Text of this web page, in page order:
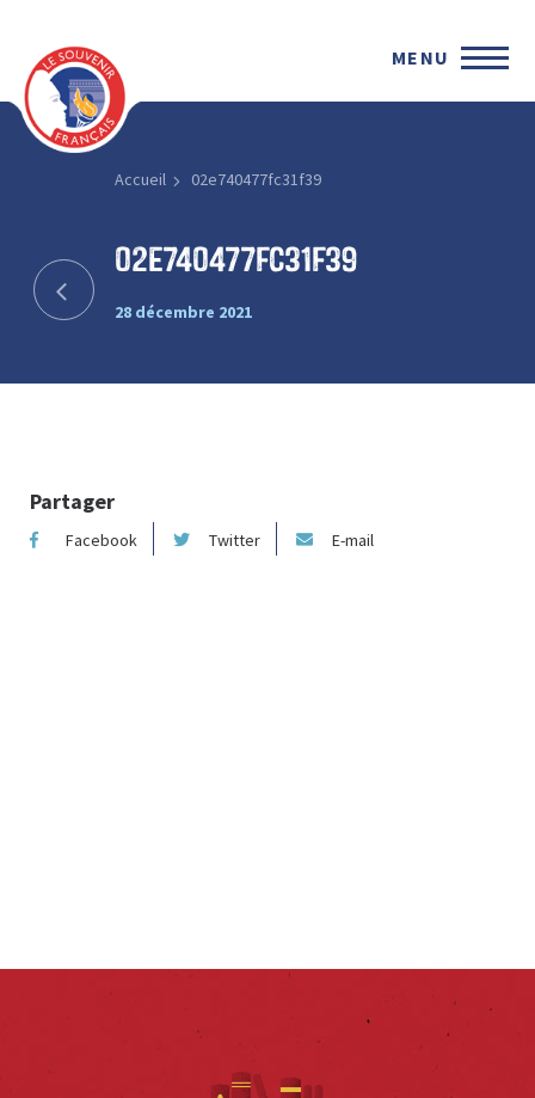
MENU
Accueil 02e740477fc31f39
02e740477fc31f39
28 décembre 2021
Partager
Facebook Twitter E-mail